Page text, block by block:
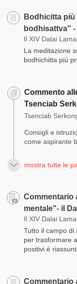
Bodhicitta più
bodhisattva"
Il XIV Dalai Lama
La meditazione
bodhichitta più
Commento
Tsenciab
Tsenciab
Consigli e
come aspirante
mostra tutte le
Commentario
mentale"- il
Il XIV Dalai Lama
Tutto il campo di
per trasformare
positivi è
Commentario